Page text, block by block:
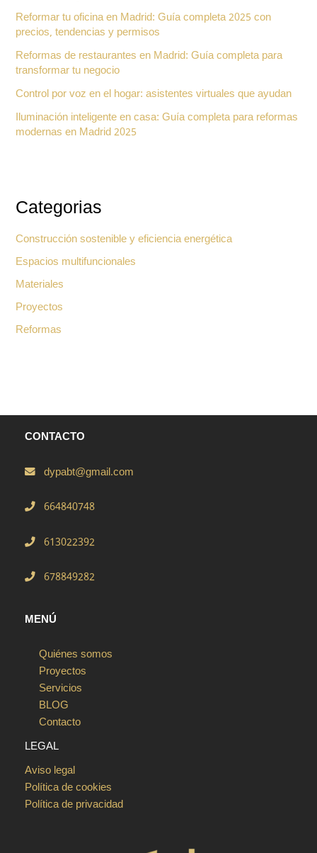
Reformar tu oficina en Madrid: Guía completa 2025 con
precios, tendencias y permisos
Reformas de restaurantes en Madrid: Guía completa para
transformar tu negocio
Control por voz en el hogar: asistentes virtuales que ayudan
Iluminación inteligente en casa: Guía completa para reformas
modernas en Madrid 2025
Categorias
Construcción sostenible y eficiencia energética
Espacios multifuncionales
Materiales
Proyectos
Reformas
CONTACTO
dypabt@gmail.com
664840748
613022392
678849282
MENÚ
Quiénes somos
Proyectos
Servicios
BLOG
Contacto
LEGAL
Aviso legal
Política de cookies
Política de privacidad